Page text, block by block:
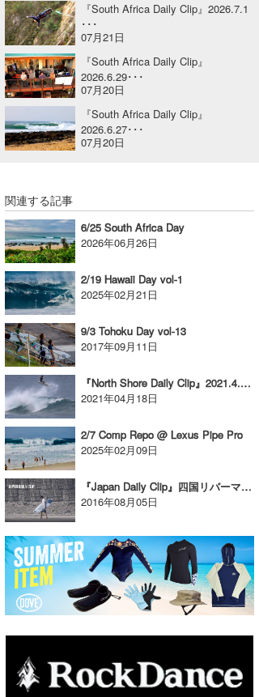
『South Africa Daily Clip』2026.7.1
･･･
07月21日
『South Africa Daily Clip』
2026.6.29･･･
07月20日
『South Africa Daily Clip』
2026.6.27･･･
07月20日
関連する記事
6/25 South Africa Day
2026年06月26日
2/19 Hawaii Day vol-1
2025年02月21日
9/3 Tohoku Day vol-13
2017年09月11日
『North Shore Daily Clip』2021.4.10 @ Monster Mash
2021年04月18日
2/7 Comp Repo @ Lexus Pipe Pro
2025年02月09日
『Japan Daily Clip』四国リバーマウスセッション。ツジユウジロウ
2016年08月05日
大野”MAR”修聖
喜納海人
H
KID
KOBU
KY
OYZ
S.K
Soulman
VAGY
waka☆=
YUKI☆
たっちー
ハンマー
まっきー
三輪予報士
小川予報士
上田純子
SancheZ